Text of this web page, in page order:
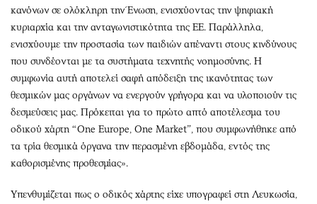
κανόνων σε ολόκληρη την Ένωση, ενισχύοντας την ψηφιακή
κυριαρχία και την ανταγωνιστικότητα της ΕΕ. Παράλληλα,
ενισχύουμε την προστασία των παιδιών απέναντι στους κινδύνους
που συνδέονται με τα συστήματα τεχνητής νοημοσύνης. Η
συμφωνία αυτή αποτελεί σαφή απόδειξη της ικανότητας των
θεσμικών μας οργάνων να ενεργούν γρήγορα και να υλοποιούν τις
δεσμεύσεις μας. Πρόκειται για το πρώτο απτό αποτέλεσμα του
οδικού χάρτη “One Europe, One Market”, που συμφωνήθηκε από
τα τρία θεσμικά όργανα την περασμένη εβδομάδα, εντός της
καθορισμένης προθεσμίας».
Υπενθυμίζεται πως ο οδικός χάρτης είχε υπογραφεί στη Λευκωσία,